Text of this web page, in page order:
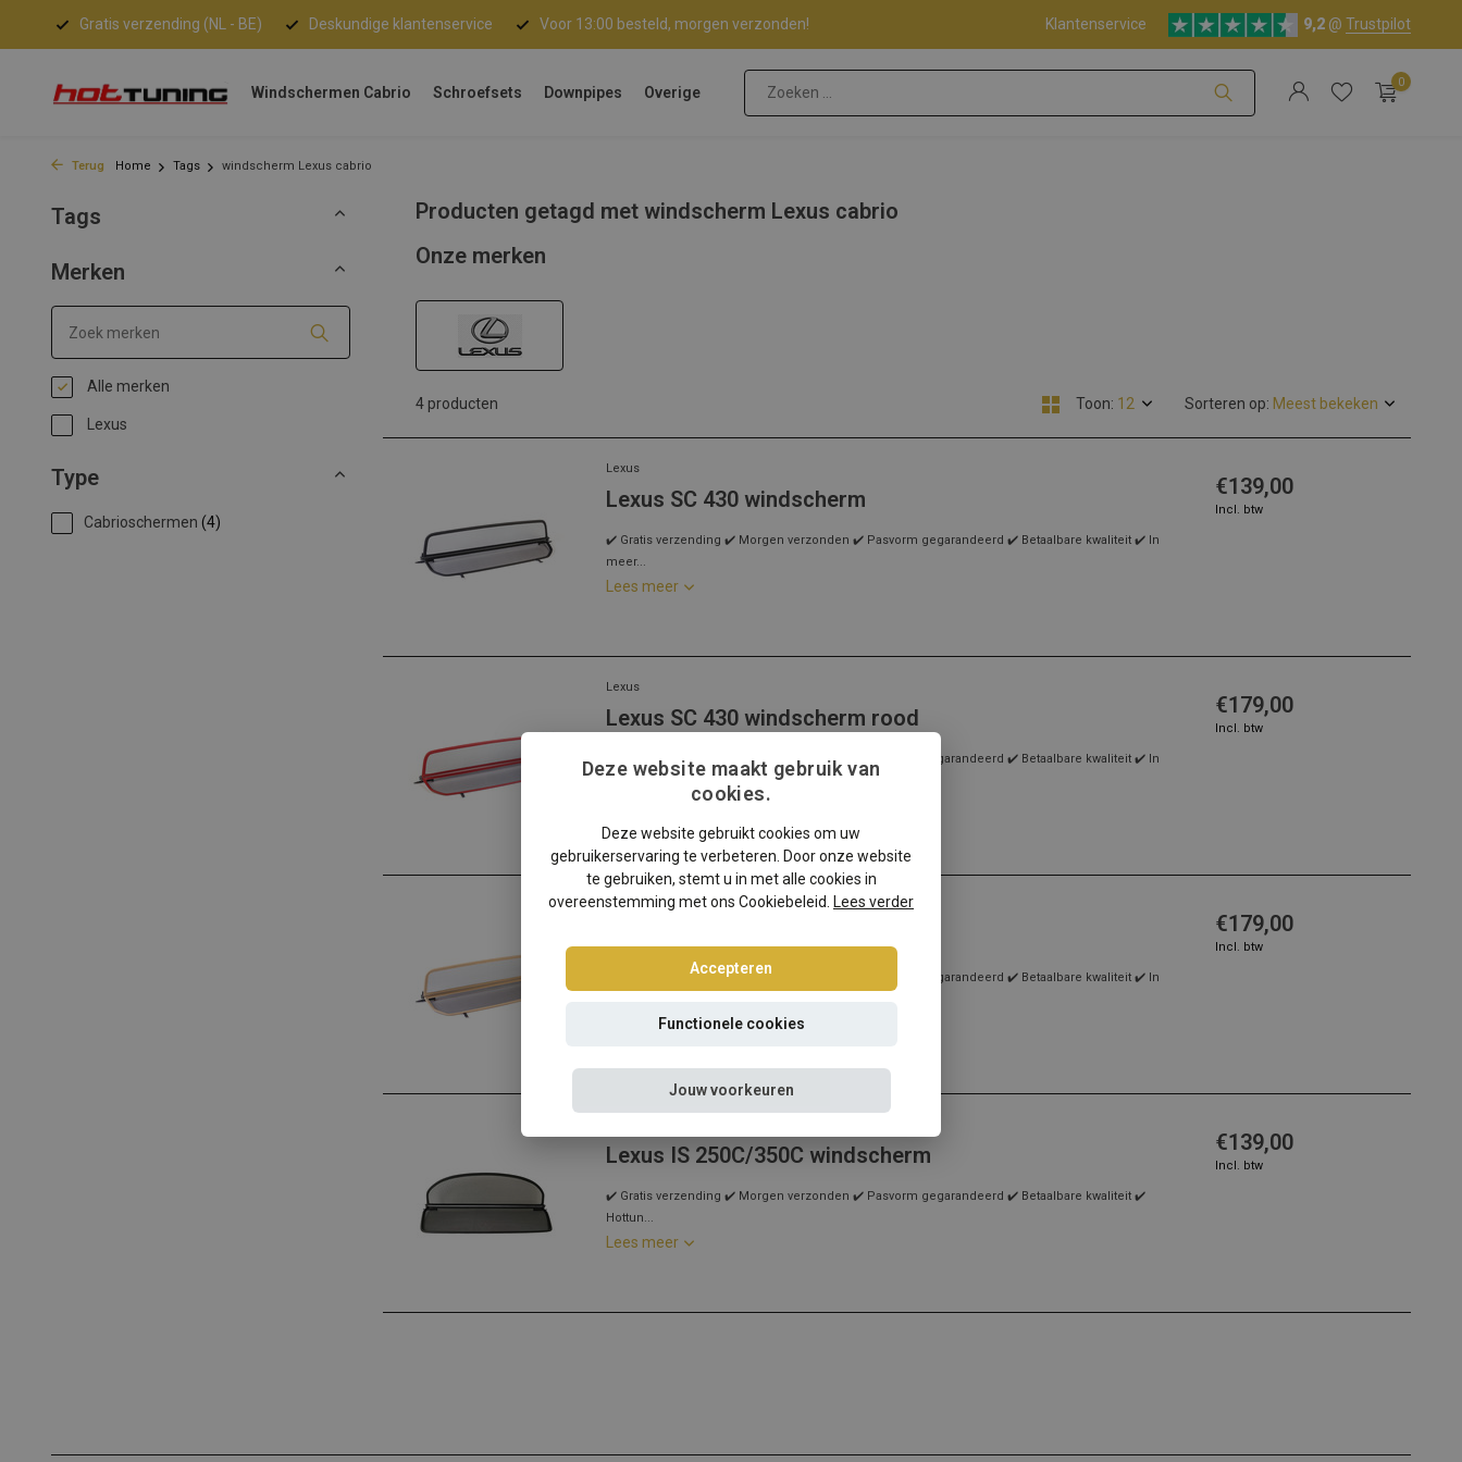
Gratis verzending (NL - BE) Deskundige klantenservice Voor 13:00 besteld, morgen verzonden! Klantenservice 9,2 @ Trustpilot
Windschermen Cabrio Schroefsets Downpipes Overige
0
Terug Home Tags windscherm Lexus cabrio
Tags
Merken
Alle merken
Lexus
Type
Cabrioschermen (4)
Producten getagd met windscherm Lexus cabrio
Onze merken
4 producten Toon: Sorteren op:
Lexus
Lexus SC 430 windscherm
✔️ Gratis verzending ✔️ Morgen verzonden ✔️ Pasvorm gegarandeerd ✔️ Betaalbare kwaliteit ✔️ In
meer...
Lees meer
€139,00
Incl. btw
Lexus
Lexus SC 430 windscherm rood
✔️ Gratis verzending ✔️ Morgen verzonden ✔️ Pasvorm gegarandeerd ✔️ Betaalbare kwaliteit ✔️ In
meer...
€179,00
Incl. btw
Lexus
✔️ Gratis verzending ✔️ Morgen verzonden ✔️ Pasvorm gegarandeerd ✔️ Betaalbare kwaliteit ✔️ In
Lees meer
€179,00
Incl. btw
Lexus IS 250C/350C windscherm
✔️ Gratis verzending ✔️ Morgen verzonden ✔️ Pasvorm gegarandeerd ✔️ Betaalbare kwaliteit ✔️
Hottun...
Lees meer
€139,00
Incl. btw
Deze website maakt gebruik van
cookies.
Deze website gebruikt cookies om uw
gebruikerservaring te verbeteren. Door onze website
te gebruiken, stemt u in met alle cookies in
overeenstemming met ons Cookiebeleid.
Lees verder
Accepteren
Functionele cookies
Jouw voorkeuren